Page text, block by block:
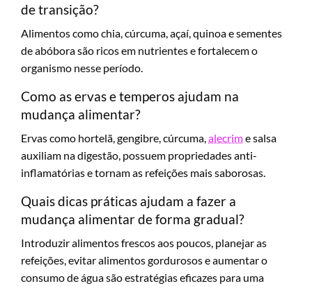
de transição?
Alimentos como chia, cúrcuma, açaí, quinoa e sementes
de abóbora são ricos em nutrientes e fortalecem o
organismo nesse período.
Como as ervas e temperos ajudam na
mudança alimentar?
Ervas como hortelã, gengibre, cúrcuma, alecrime salsa
auxiliam na digestão, possuem propriedades anti-
inflamatórias e tornam as refeições mais saborosas.
Quais dicas práticas ajudam a fazer a
mudança alimentar de forma gradual?
Introduzir alimentos frescos aos poucos, planejar as
refeições, evitar alimentos gordurosos e aumentar o
consumo de água são estratégias eficazes para uma